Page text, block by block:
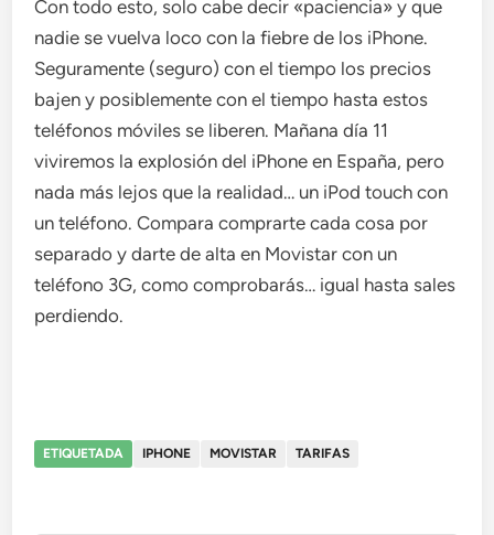
Con todo esto, solo cabe decir «paciencia» y que
nadie se vuelva loco con la fiebre de los iPhone.
Seguramente (seguro) con el tiempo los precios
bajen y posiblemente con el tiempo hasta estos
teléfonos móviles se liberen. Mañana día 11
viviremos la explosión del iPhone en España, pero
nada más lejos que la realidad… un iPod touch con
un teléfono. Compara comprarte cada cosa por
separado y darte de alta en Movistar con un
teléfono 3G, como comprobarás… igual hasta sales
perdiendo.
ETIQUETADA IPHONE MOVISTAR TARIFAS